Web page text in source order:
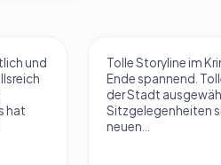
und
hat
Tolle Storyline im
Ende spannend.
der Stadt
Sitzgelegenheiten
neuen...